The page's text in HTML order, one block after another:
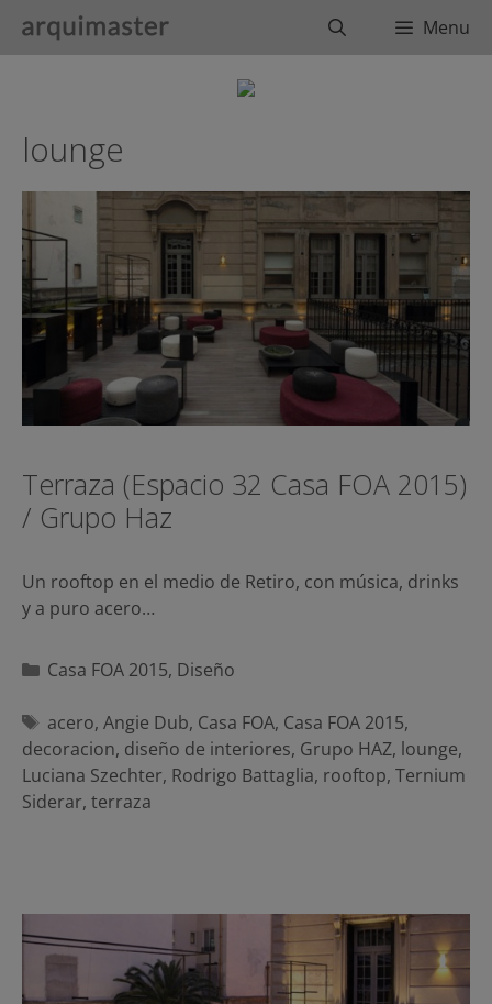
BuscarMenu
lounge
Terraza (Espacio 32 Casa FOA 2015)
/ Grupo Haz
Un rooftop en el medio de Retiro, con música, drinks
y a puro acero…
Categorías
Casa FOA 2015, Diseño
Etiquetas
acero, Angie Dub, Casa FOA, Casa FOA 2015,
decoracion, diseño de interiores, Grupo HAZ, lounge,
Luciana Szechter, Rodrigo Battaglia, rooftop, Ternium
Siderar, terraza